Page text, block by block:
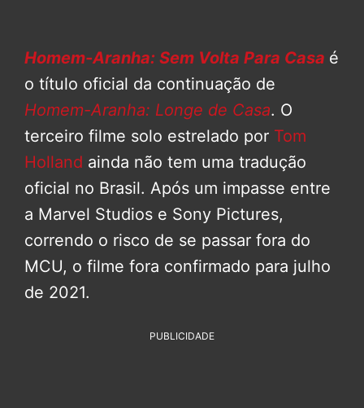
Homem-Aranha: Sem Volta Para Casa é
o título oficial da continuação de
Homem-Aranha: Longe de Casa. O
terceiro filme solo estrelado por Tom
Holland ainda não tem uma tradução
oficial no Brasil. Após um impasse entre
a Marvel Studios e Sony Pictures,
correndo o risco de se passar fora do
MCU, o filme fora confirmado para julho
de 2021.
PUBLICIDADE